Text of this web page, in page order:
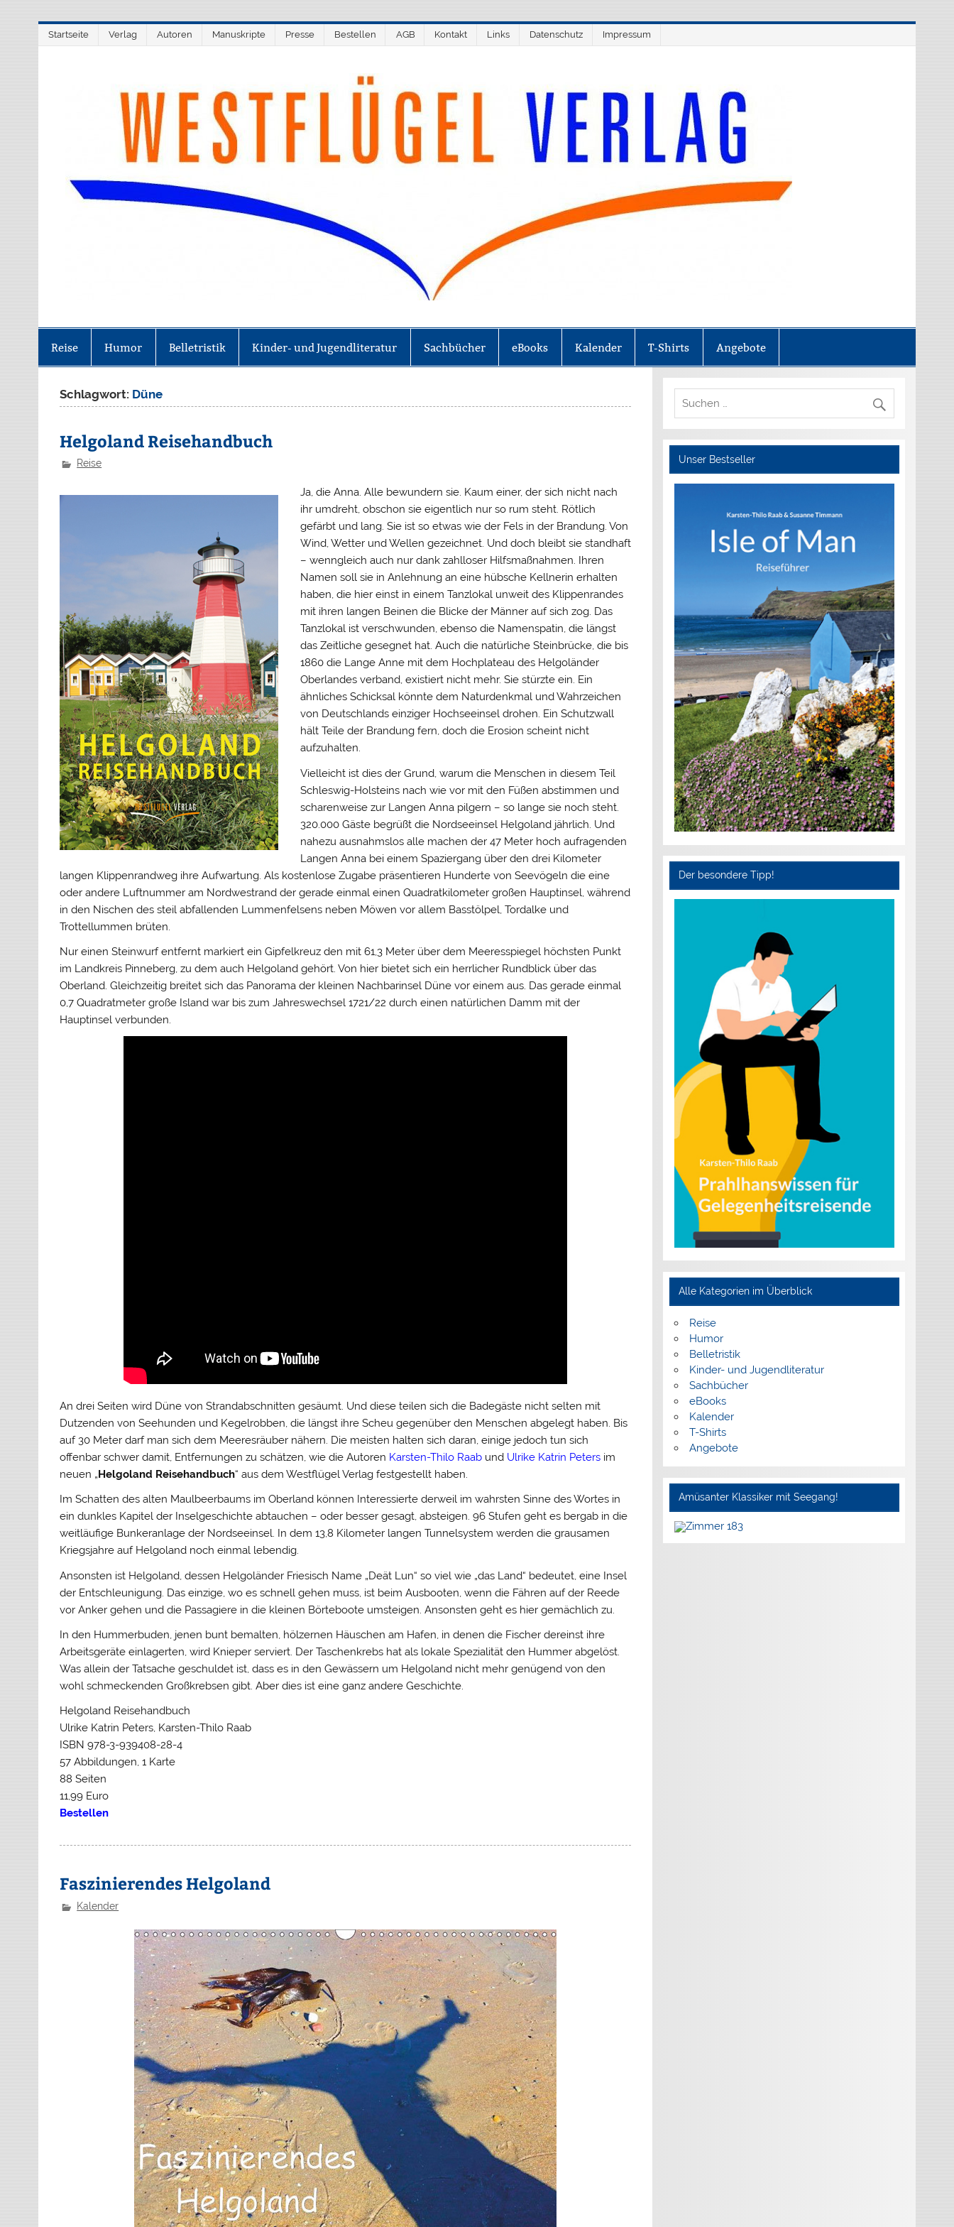
springen
Startseite Verlag Autoren Manuskripte Presse Bestellen AGB Kontakt Links Datenschutz Impressum
Reise Humor Belletristik Kinder- und Jugendliteratur Sachbücher eBooks Kalender T-Shirts Angebote
Schlagwort: Düne
Helgoland Reisehandbuch
Reise
Ja, die Anna. Alle bewundern sie. Kaum einer, der sich nicht nach
ihr umdreht, obschon sie eigentlich nur so rum steht. Rötlich
gefärbt und lang. Sie ist so etwas wie der Fels in der Brandung. Von
Wind, Wetter und Wellen gezeichnet. Und doch bleibt sie standhaft
– wenngleich auch nur dank zahlloser Hilfsmaßnahmen. Ihren
Namen soll sie in Anlehnung an eine hübsche Kellnerin erhalten
haben, die hier einst in einem Tanzlokal unweit des Klippenrandes
mit ihren langen Beinen die Blicke der Männer auf sich zog. Das
Tanzlokal ist verschwunden, ebenso die Namenspatin, die längst
das Zeitliche gesegnet hat. Auch die natürliche Steinbrücke, die bis
1860 die Lange Anne mit dem Hochplateau des Helgoländer
Oberlandes verband, existiert nicht mehr. Sie stürzte ein. Ein
ähnliches Schicksal könnte dem Naturdenkmal und Wahrzeichen
von Deutschlands einziger Hochseeinsel drohen. Ein Schutzwall
hält Teile der Brandung fern, doch die Erosion scheint nicht
aufzuhalten.
Vielleicht ist dies der Grund, warum die Menschen in diesem Teil
Schleswig-Holsteins nach wie vor mit den Füßen abstimmen und
scharenweise zur Langen Anna pilgern – so lange sie noch steht.
320.000 Gäste begrüßt die Nordseeinsel Helgoland jährlich. Und
nahezu ausnahmslos alle machen der 47 Meter hoch aufragenden
Langen Anna bei einem Spaziergang über den drei Kilometer
langen Klippenrandweg ihre Aufwartung. Als kostenlose Zugabe präsentieren Hunderte von Seevögeln die eine
oder andere Luftnummer am Nordwestrand der gerade einmal einen Quadratkilometer großen Hauptinsel, während
in den Nischen des steil abfallenden Lummenfelsens neben Möwen vor allem Basstölpel, Tordalke und
Trottellummen brüten.
Nur einen Steinwurf entfernt markiert ein Gipfelkreuz den mit 61,3 Meter über dem Meeresspiegel höchsten Punkt
im Landkreis Pinneberg, zu dem auch Helgoland gehört. Von hier bietet sich ein herrlicher Rundblick über das
Oberland. Gleichzeitig breitet sich das Panorama der kleinen Nachbarinsel Düne vor einem aus. Das gerade einmal
0,7 Quadratmeter große Island war bis zum Jahreswechsel 1721/22 durch einen natürlichen Damm mit der
Hauptinsel verbunden.
An drei Seiten wird Düne von Strandabschnitten gesäumt. Und diese teilen sich die Badegäste nicht selten mit
Dutzenden von Seehunden und Kegelrobben, die längst ihre Scheu gegenüber den Menschen abgelegt haben. Bis
auf 30 Meter darf man sich dem Meeresräuber nähern. Die meisten halten sich daran, einige jedoch tun sich
offenbar schwer damit, Entfernungen zu schätzen, wie die Autoren Karsten-Thilo Raab und Ulrike Katrin Peters im
neuen „Helgoland Reisehandbuch“ aus dem Westflügel Verlag festgestellt haben.
Im Schatten des alten Maulbeerbaums im Oberland können Interessierte derweil im wahrsten Sinne des Wortes in
ein dunkles Kapitel der Inselgeschichte abtauchen – oder besser gesagt, absteigen. 96 Stufen geht es bergab in die
weitläufige Bunkeranlage der Nordseeinsel. In dem 13,8 Kilometer langen Tunnelsystem werden die grausamen
Kriegsjahre auf Helgoland noch einmal lebendig.
Ansonsten ist Helgoland, dessen Helgoländer Friesisch Name „Deät Lun“ so viel wie „das Land“ bedeutet, eine Insel
der Entschleunigung. Das einzige, wo es schnell gehen muss, ist beim Ausbooten, wenn die Fähren auf der Reede
vor Anker gehen und die Passagiere in die kleinen Börteboote umsteigen. Ansonsten geht es hier gemächlich zu.
In den Hummerbuden, jenen bunt bemalten, hölzernen Häuschen am Hafen, in denen die Fischer dereinst ihre
Arbeitsgeräte einlagerten, wird Knieper serviert. Der Taschenkrebs hat als lokale Spezialität den Hummer abgelöst.
Was allein der Tatsache geschuldet ist, dass es in den Gewässern um Helgoland nicht mehr genügend von den
wohl schmeckenden Großkrebsen gibt. Aber dies ist eine ganz andere Geschichte.
Helgoland Reisehandbuch
Ulrike Katrin Peters, Karsten-Thilo Raab
ISBN 978-3-939408-28-4
57 Abbildungen, 1 Karte
88 Seiten
11,99 Euro
Bestellen
Faszinierendes Helgoland
Kalender
Unser Bestseller
Der besondere Tipp!
Alle Kategorien im Überblick
Reise
Humor
Belletristik
Kinder- und Jugendliteratur
Sachbücher
eBooks
Kalender
T-Shirts
Angebote
Amüsanter Klassiker mit Seegang!